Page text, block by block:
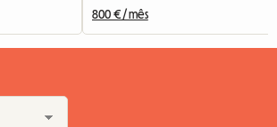
800 € / mês